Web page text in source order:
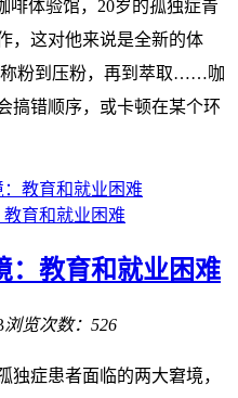
啡体验馆，20岁的孤独症青
，这对他来说是全新的体
粉到压粉，再到萃取……咖
搞错顺序，或卡顿在某个环
育和就业困难
：教育和就业困难
浏览次数：526
独症患者面临的两大窘境，